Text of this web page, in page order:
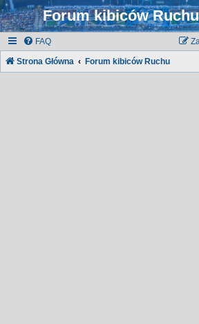
Forum kibiców
FAQ
Strona Główna Forum kibiców Ruchu